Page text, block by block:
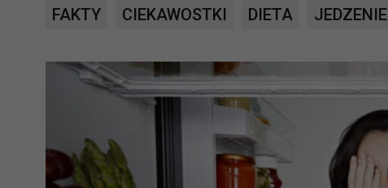
FAKTY CIEKAWOSTKI DIETA JEDZENIE